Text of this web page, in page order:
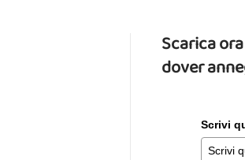
Scarica
dover
Scrivi